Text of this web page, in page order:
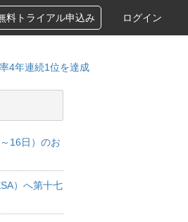
料トライアル申込み ログイン
4年連続1位を達成
16日）のお
）へ第十七